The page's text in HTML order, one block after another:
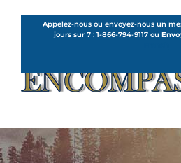
Appelez-nous ou envoyez-nous un
jours sur 7 : 1-866-794-9117 ou